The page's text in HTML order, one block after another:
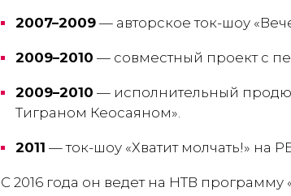
2007–2009 — авторское ток-шоу
2009–2010 — совместный проект с
2009–2010 — исполнительный
Тиграном Кеосаяном».
2011 — ток-шоу «Хватит молчать!» на
С 2016 года он ведет на НТВ